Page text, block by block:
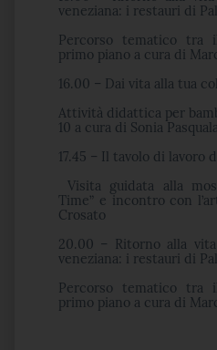
veneziana: i restauri di
Percorso tematico
primo piano a cura di
16.00 – Dai vita alla tua
Attività didattica per
10 a cura di Sonia
17.45 – Il tavolo di lavoro
Visita guidata alla
Time” e incontro con
Crosato
20.00 – Ritorno alla
veneziana: i restauri di
Percorso tematico
primo piano a cura di